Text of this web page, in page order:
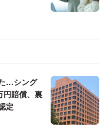
…シング
円賠償、裏
定